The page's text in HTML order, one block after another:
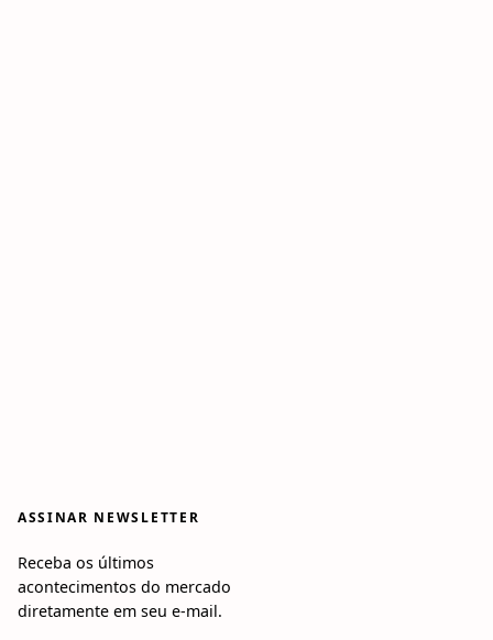
ASSINAR NEWSLETTER
Receba os últimos
acontecimentos do mercado
diretamente em seu e-mail.